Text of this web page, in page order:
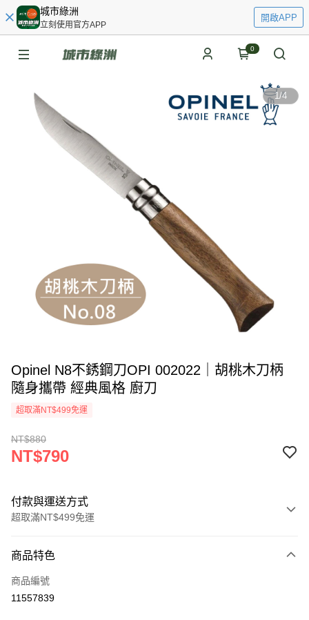
城市綠洲
立刻使用官方APP
開啟APP
0
1/4
Opinel N8不銹鋼刀OPI 002022｜胡桃木刀柄
隨身攜帶 經典風格 廚刀
超取滿NT$499免運
NT$880
NT$790
付款與運送方式
超取滿NT$499免運
信用卡一次付款
超商取貨付款
商品特色
商品編號
11557839